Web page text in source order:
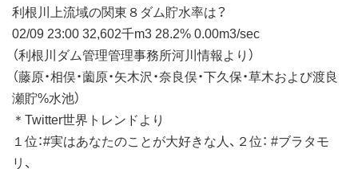
利根川上流域の関東８ダム貯水率は？
02/09 23:00 32,602千m3 28.2% 0.00m3/sec
（利根川ダム管理管理事務所河川情報より）
（藤原・相俣・薗原・矢木沢・奈良俣・下久保・草木および渡良
瀬貯%水池）
＊Twitter世界トレンドより
１位：#実はあなたのことが大好きな人、２位： #ブラタモ
リ、